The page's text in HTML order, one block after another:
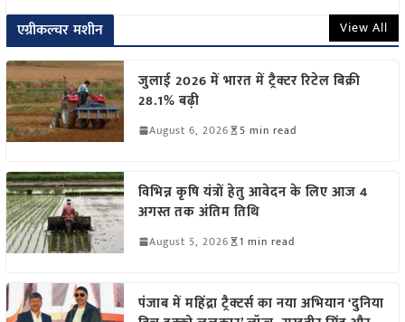
एग्रीकल्चर मशीन View All
जुलाई 2026 में भारत में ट्रैक्टर रिटेल बिक्री
28.1% बढ़ी
August 6, 2026 5 min read
विभिन्न कृषि यंत्रों हेतु आवेदन के लिए आज 4
अगस्त तक अंतिम तिथि
August 5, 2026 1 min read
पंजाब में महिंद्रा ट्रैक्टर्स का नया अभियान ‘दुनिया